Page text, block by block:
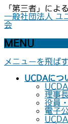
「第三者」によ
一般社団法人 ユ
会
MENU
メニューを飛ばす
UCDAにつ
理事
役員
電子